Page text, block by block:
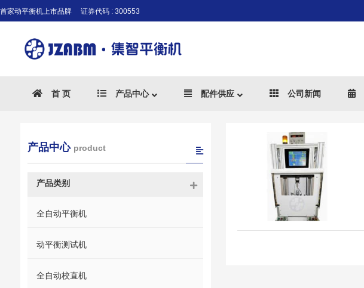
首家动平衡机上市品牌 证券代码 : 300553
首 页 产品中心 配件供应 公司新闻
产品中心 product
产品类别
全自动平衡机
动平衡测试机
全自动校直机